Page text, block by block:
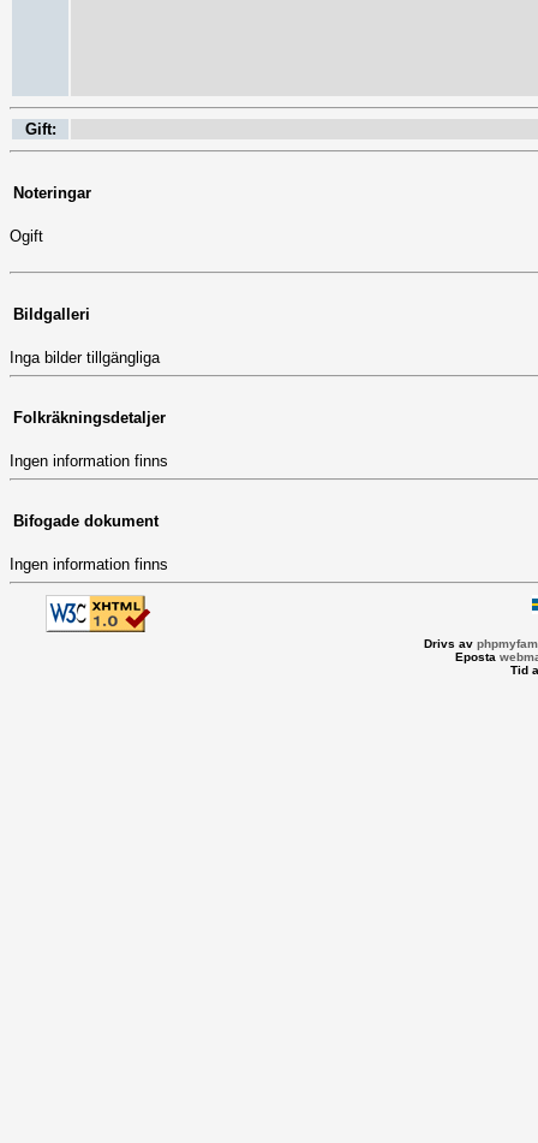
Gift:
Noteringar
Ogift
Bildgalleri
Inga bilder tillgängliga
Folkräkningsdetaljer
Ingen information finns
Bifogade dokument
Ingen information finns
Drivs av
Eposta
Tid